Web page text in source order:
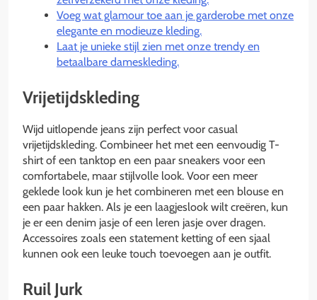
Voeg wat glamour toe aan je garderobe met onze
elegante en modieuze kleding.
Laat je unieke stijl zien met onze trendy en
betaalbare dameskleding.
Vrijetijdskleding
Wijd uitlopende jeans zijn perfect voor casual
vrijetijdskleding. Combineer het met een eenvoudig T-
shirt of een tanktop en een paar sneakers voor een
comfortabele, maar stijlvolle look. Voor een meer
geklede look kun je het combineren met een blouse en
een paar hakken. Als je een laagjeslook wilt creëren, kun
je er een denim jasje of een leren jasje over dragen.
Accessoires zoals een statement ketting of een sjaal
kunnen ook een leuke touch toevoegen aan je outfit.
Ruil Jurk